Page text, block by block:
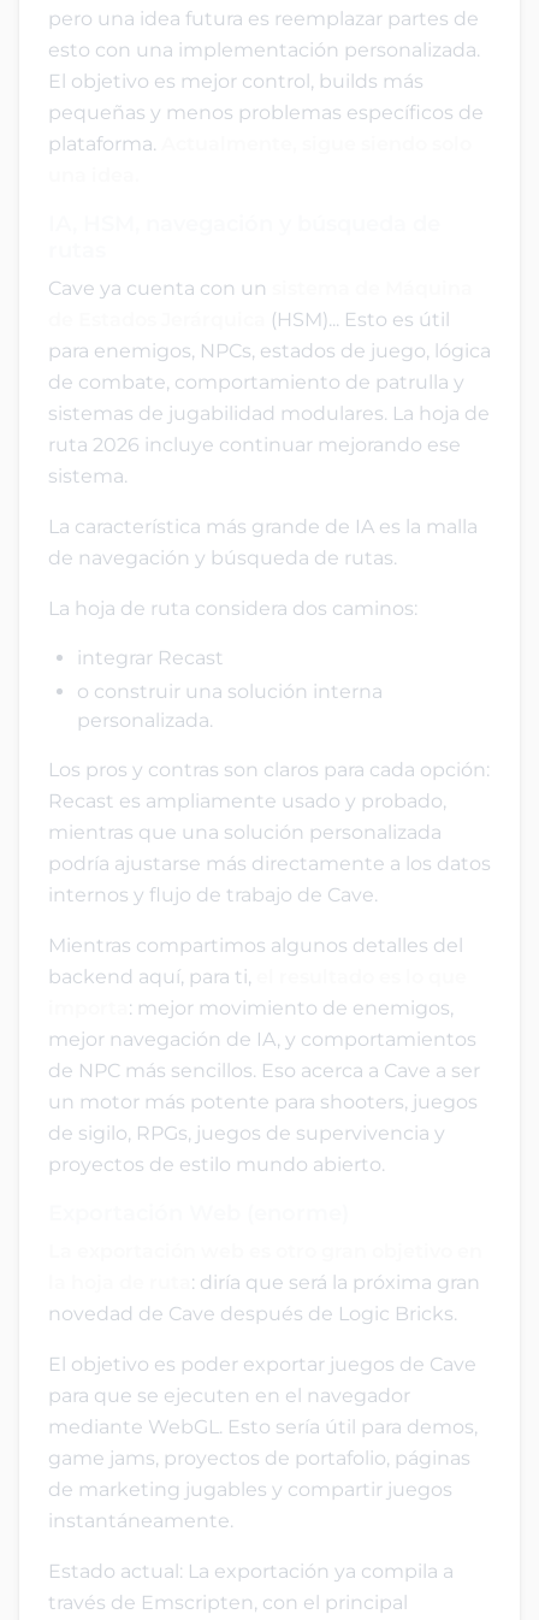
pero una idea futura es reemplazar partes de
esto con una implementación personalizada.
El objetivo es mejor control, builds más
pequeñas y menos problemas específicos de
plataforma.
Cave ya cuenta con un
(HSM)... Esto es útil
para enemigos, NPCs, estados de juego, lógica
de combate, comportamiento de patrulla y
sistemas de jugabilidad modulares. La hoja de
ruta 2026 incluye continuar mejorando ese
sistema.
La característica más grande de IA es la malla
de navegación y búsqueda de rutas.
La hoja de ruta considera dos caminos:
integrar Recast
o construir una solución interna
personalizada.
Los pros y contras son claros para cada opción:
Recast es ampliamente usado y probado,
mientras que una solución personalizada
podría ajustarse más directamente a los datos
internos y flujo de trabajo de Cave.
Mientras compartimos algunos detalles del
backend aquí, para ti,
: mejor movimiento de enemigos,
mejor navegación de IA, y comportamientos
de NPC más sencillos. Eso acerca a Cave a ser
un motor más potente para shooters, juegos
de sigilo, RPGs, juegos de supervivencia y
proyectos de estilo mundo abierto.
: diría que será la próxima gran
novedad de Cave después de Logic Bricks.
El objetivo es poder exportar juegos de Cave
para que se ejecuten en el navegador
mediante WebGL. Esto sería útil para demos,
game jams, proyectos de portafolio, páginas
de marketing jugables y compartir juegos
instantáneamente.
Estado actual: La exportación ya compila a
través de Emscripten, con el principal